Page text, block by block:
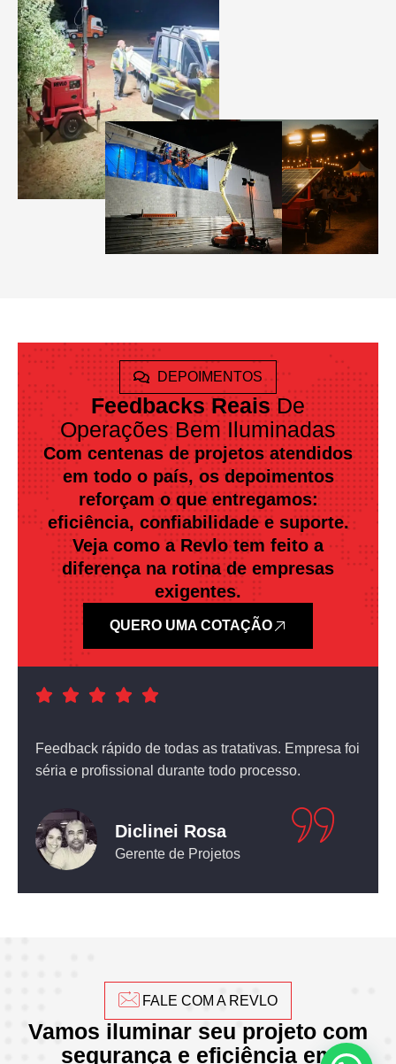
DEPOIMENTOS
Feedbacks ReaisDe
Operações Bem Iluminadas
Com centenas de projetos atendidos
em todo o país, os depoimentos
reforçam o que entregamos:
eficiência, confiabilidade e suporte.
Veja como a Revlo tem feito a
diferença na rotina de empresas
exigentes.
QUERO UMA COTAÇÃO
Atendimento nota dez! O equipamento que comprei
não deixou nada a desejar.
Leticia Pediconi
Engenheira Civil
FALE COM A REVLO
Vamos iluminar seu projeto com
segurança e eficiência em